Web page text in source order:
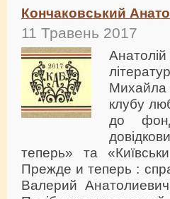
Кончаковський
11 Травень 2017
Михайла
клубу
до
теперь» та
Прежде и теперь :
Валерий